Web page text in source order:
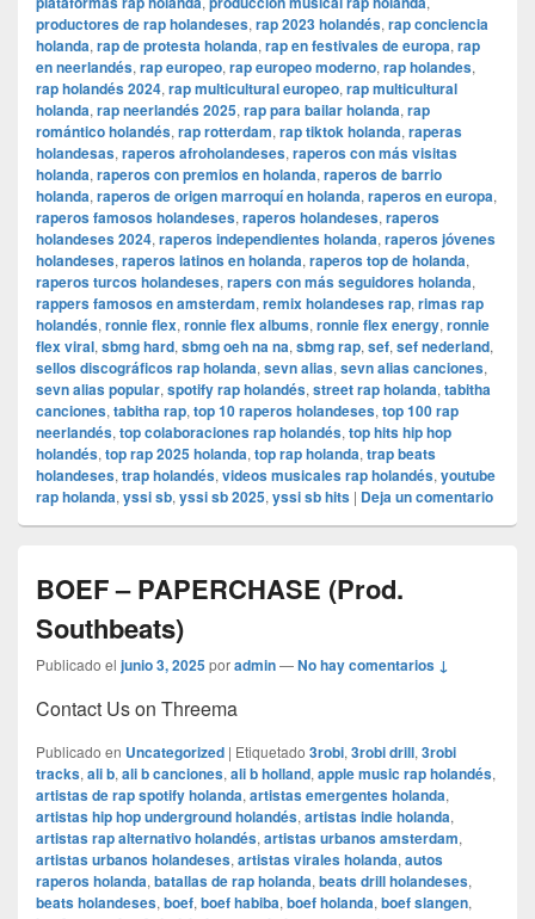
productores de rap holandeses, rap 2023 holandés, rap conciencia
holanda, rap de protesta holanda, rap en festivales de europa, rap
en neerlandés, rap europeo, rap europeo moderno, rap holandes,
rap holandés 2024, rap multicultural europeo, rap multicultural
holanda, rap neerlandés 2025, rap para bailar holanda, rap
romántico holandés, rap rotterdam, rap tiktok holanda, raperas
holandesas, raperos afroholandeses, raperos con más visitas
holanda, raperos con premios en holanda, raperos de barrio
holanda, raperos de origen marroquí en holanda, raperos en europa,
raperos famosos holandeses, raperos holandeses, raperos
holandeses 2024, raperos independientes holanda, raperos jóvenes
holandeses, raperos latinos en holanda, raperos top de holanda,
raperos turcos holandeses, rapers con más seguidores holanda,
rappers famosos en amsterdam, remix holandeses rap, rimas rap
holandés, ronnie flex, ronnie flex albums, ronnie flex energy, ronnie
flex viral, sbmg hard, sbmg oeh na na, sbmg rap, sef, sef nederland,
sellos discográficos rap holanda, sevn alias, sevn alias canciones,
sevn alias popular, spotify rap holandés, street rap holanda, tabitha
canciones, tabitha rap, top 10 raperos holandeses, top 100 rap
neerlandés, top colaboraciones rap holandés, top hits hip hop
holandés, top rap 2025 holanda, top rap holanda, trap beats
holandeses, trap holandés, videos musicales rap holandés, youtube
rap holanda, yssi sb, yssi sb 2025, yssi sb hits | Deja un comentario
BOEF – PAPERCHASE (Prod.
Southbeats)
Publicado el junio 3, 2025poradmin—No hay comentarios ↓
Contact Us on Threema
Publicado en Uncategorized | Etiquetado 3robi, 3robi drill, 3robi
tracks, ali b, ali b canciones, ali b holland, apple music rap holandés,
artistas de rap spotify holanda, artistas emergentes holanda,
artistas hip hop underground holandés, artistas indie holanda,
artistas rap alternativo holandés, artistas urbanos amsterdam,
artistas urbanos holandeses, artistas virales holanda, autos
raperos holanda, batallas de rap holanda, beats drill holandeses,
beats holandeses, boef, boef habiba, boef holanda, boef slangen,